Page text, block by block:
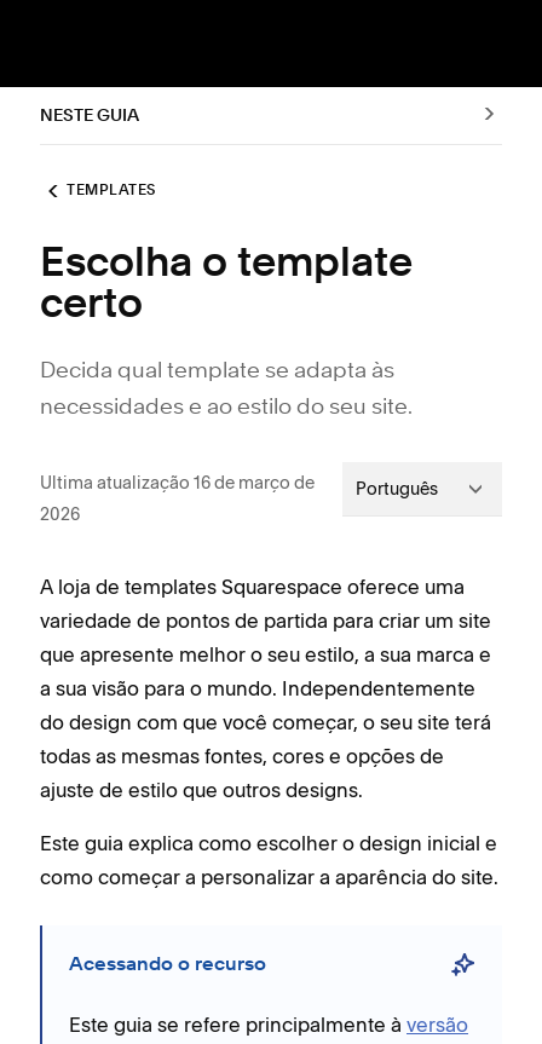
NESTE GUIA
TEMPLATES
Escolha o template
certo
Decida qual template se adapta às
necessidades e ao estilo do seu site.
Ultima atualização 16 de março de
2026
Português
A loja de templates Squarespace oferece uma
variedade de pontos de partida para criar um site
que apresente melhor o seu estilo, a sua marca e
a sua visão para o mundo. Independentemente
do design com que você começar, o seu site terá
todas as mesmas fontes, cores e opções de
ajuste de estilo que outros designs.
Este guia explica como escolher o design inicial e
como começar a personalizar a aparência do site.
Acessando o recurso
Este guia se refere principalmente à versão